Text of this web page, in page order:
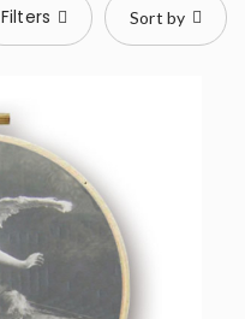
Filters Sort by